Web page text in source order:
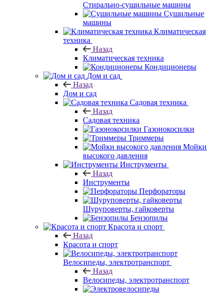
Стирально-сушильные машины
Сушильные
машины
Климатическая
техника
Назад
Климатическая техника
Кондиционеры
Дом и сад
Назад
Дом и сад
Садовая техника
Назад
Садовая техника
Газонокосилки
Триммеры
Мойки
высокого давления
Инструменты
Назад
Инструменты
Перфораторы
Шуруповерты, гайковерты
Бензопилы
Красота и спорт
Назад
Красота и спорт
Велосипеды, электротранспорт
Назад
Велосипеды, электротранспорт